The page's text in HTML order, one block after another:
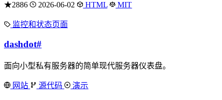
★2886 2026-06-02 HTML MIT
监控和状态页面
dashdot#
面向小型私有服务器的简单现代服务器仪表盘。
网站 源代码 演示